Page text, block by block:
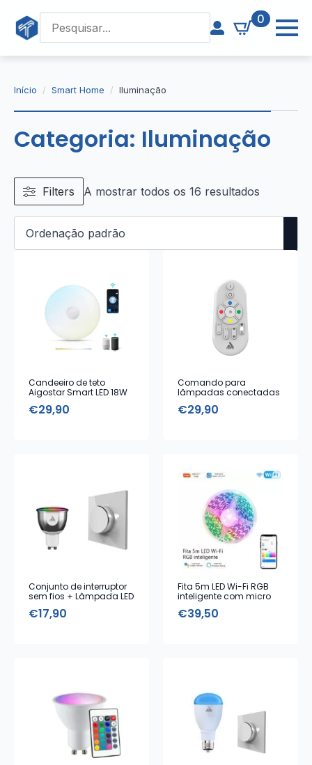
0
Início Smart Home Iluminação
Categoria: Iluminação
Filters A mostrar todos os 16 resultados
Candeeiro de teto
Aigostar Smart LED 18W
a 6500K 1300lm
€29,90
Comando para
lâmpadas conectadas
€29,90
Conjunto de interruptor
sem fios + Lâmpada LED
€17,90
Fita 5m LED Wi-Fi RGB
inteligente com micro
músicas
€39,50